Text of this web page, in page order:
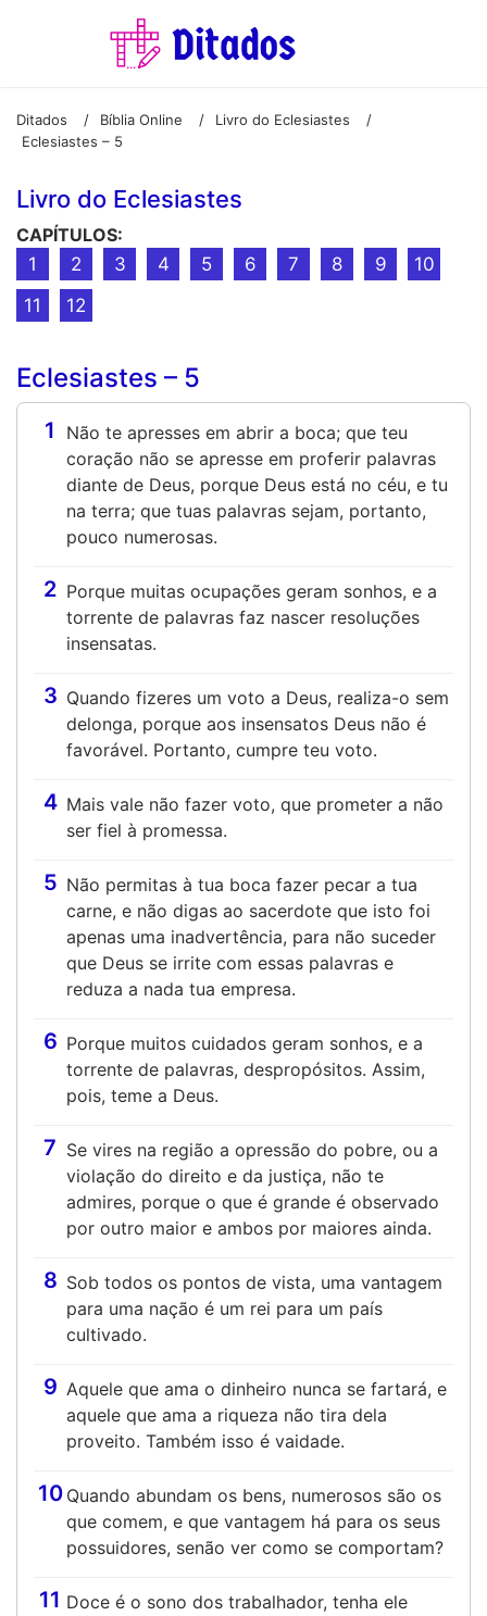
Ditados / Bíblia Online / Livro do Eclesiastes
/
Eclesiastes – 5
Livro do Eclesiastes
CAPÍTULOS:
1
2 3 4 5 6 7 8 9
10
11
12
Eclesiastes – 5
1
Não te apresses em abrir a boca; que teu
coração não se apresse em proferir palavras
diante de Deus, porque Deus está no céu, e tu
na terra; que tuas palavras sejam, portanto,
pouco numerosas.
2 Porque muitas ocupações geram sonhos, e a
torrente de palavras faz nascer resoluções
insensatas.
3 Quando fizeres um voto a Deus, realiza-o sem
delonga, porque aos insensatos Deus não é
favorável. Portanto, cumpre teu voto.
4 Mais vale não fazer voto, que prometer a não
ser fiel à promessa.
5 Não permitas à tua boca fazer pecar a tua
carne, e não digas ao sacerdote que isto foi
apenas uma inadvertência, para não suceder
que Deus se irrite com essas palavras e
reduza a nada tua empresa.
6 Porque muitos cuidados geram sonhos, e a
torrente de palavras, despropósitos. Assim,
pois, teme a Deus.
7 Se vires na região a opressão do pobre, ou a
violação do direito e da justiça, não te
admires, porque o que é grande é observado
por outro maior e ambos por maiores ainda.
8 Sob todos os pontos de vista, uma vantagem
para uma nação é um rei para um país
cultivado.
9 Aquele que ama o dinheiro nunca se fartará, e
aquele que ama a riqueza não tira dela
proveito. Também isso é vaidade.
10 Quando abundam os bens, numerosos são os
que comem, e que vantagem há para os seus
possuidores, senão ver como se comportam?
11 Doce é o sono dos trabalhador, tenha ele